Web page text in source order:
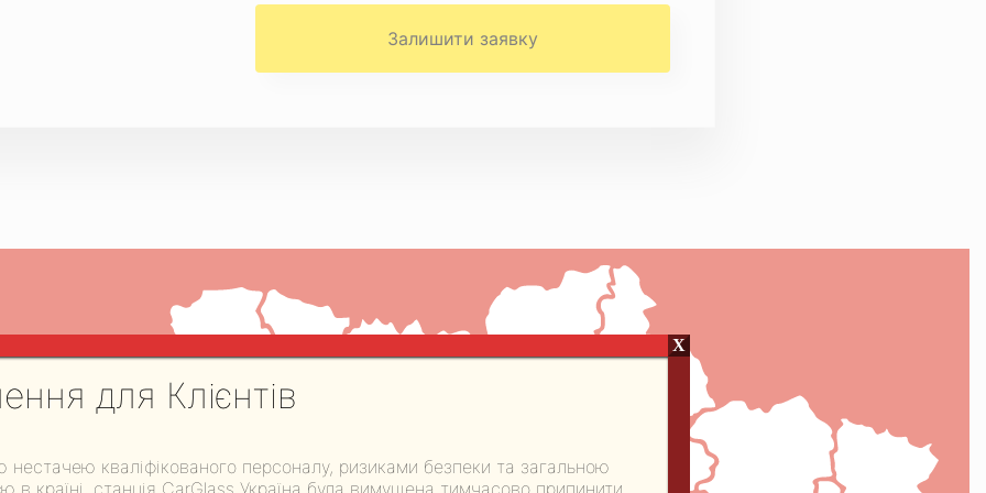
Київ
для Клієнтів
нестачею кваліфікованого персоналу, ризиками безпеки та загальною
в країні, станція CarGlass Україна була вимушена тимчасово припинити
X